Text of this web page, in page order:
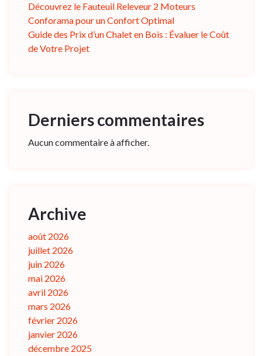
Découvrez le Fauteuil Releveur 2 Moteurs
Conforama pour un Confort Optimal
Guide des Prix d’un Chalet en Bois : Évaluer le Coût
de Votre Projet
Derniers commentaires
Aucun commentaire à afficher.
Archive
août 2026
juillet 2026
juin 2026
mai 2026
avril 2026
mars 2026
février 2026
janvier 2026
décembre 2025